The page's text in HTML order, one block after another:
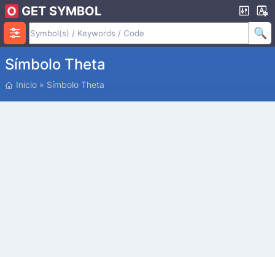
GET SYMBOL
Símbolo Theta
P
O
Inicio » Símbolo Theta